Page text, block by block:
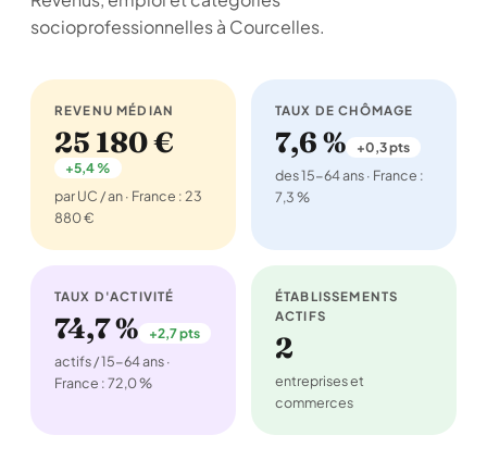
socioprofessionnelles à Courcelles.
REVENU MÉDIAN
25 180 €
+5,4 %
par UC / an · France : 23
880 €
TAUX DE CHÔMAGE
7,6 % +0,3 pts
des 15-64 ans · France :
7,3 %
TAUX D'ACTIVITÉ
74,7 % +2,7 pts
actifs / 15-64 ans ·
France : 72,0 %
ÉTABLISSEMENTS
ACTIFS
2
entreprises et
commerces